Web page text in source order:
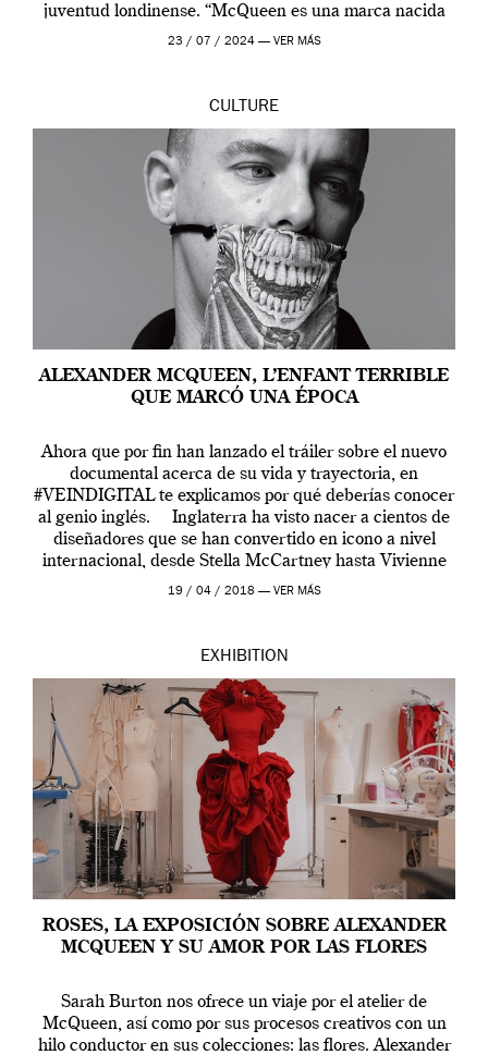
juventud londinense. “McQueen es una marca nacida
en Londres y siempre ha […]
23 / 07 / 2024 — VER MÁS
CULTURE
ALEXANDER MCQUEEN, L’ENFANT TERRIBLE
QUE MARCÓ UNA ÉPOCA
Ahora que por fin han lanzado el tráiler sobre el nuevo
documental acerca de su vida y trayectoria, en
#VEINDIGITAL te explicamos por qué deberías conocer
al genio inglés. Inglaterra ha visto nacer a cientos de
diseñadores que se han convertido en icono a nivel
internacional, desde Stella McCartney hasta Vivienne
Westwood pasando […]
19 / 04 / 2018 — VER MÁS
EXHIBITION
ROSES, LA EXPOSICIÓN SOBRE ALEXANDER
MCQUEEN Y SU AMOR POR LAS FLORES
Sarah Burton nos ofrece un viaje por el atelier de
McQueen, así como por sus procesos creativos con un
hilo conductor en sus colecciones: las flores. Alexander